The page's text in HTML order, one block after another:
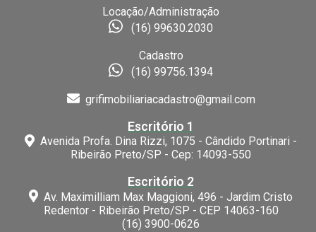
Locação/Administração
(16) 99630.2030
Cadastro
(16) 99756.1394
grifimobiliariacadastro@gmail.com
Escritório 1
Avenida Profa. Dina Rizzi, 1075 - Cândido Portinari -
Ribeirão Preto/SP - Cep: 14093-550
Escritório 2
Av. Maximilliam Max Maggioni, 496 - Jardim Cristo
Redentor - Ribeirão Preto/SP - CEP 14063-160
(16) 3900-0626